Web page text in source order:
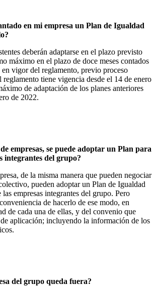
en mi empresa un Plan de Igualdad
deberán adaptarse en el plazo previsto
máximo en el plazo de doce meses contados
en vigor del reglamento, previo proceso
tiene vigencia desde el 14 de enero
de adaptación de los planes anteriores
de 2022.
empresas, se puede adoptar un Plan para
integrantes del grupo?
de la misma manera que pueden negociar
pueden adoptar un Plan de Igualdad
las empresas integrantes del grupo. Pero
de hacerlo de ese modo, en
de cada una de ellas, y del convenio que
de aplicación; incluyendo la información de los
del grupo queda fuera?